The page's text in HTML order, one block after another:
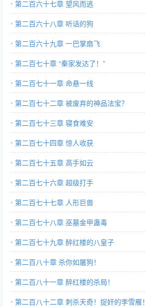
第二百六十七章 望风而逃
第二百六十八章 听话的狗
第二百六十九章 一巴掌扇飞
第二百七十章 “秦家发达了！”
第二百七十一章 命悬一线
第二百七十二章 被废弃的神品法宝？
第二百七十三章 寝食难安
第二百七十四章 惊人收获
第二百七十五章 高手如云
第二百七十六章 超级打手
第二百七十七章 人形巨兽
第二百七十八章 巫墓金甲蛊毒
第二百七十九章 醉红楼的八皇子
第二百八十章 杀你如屠狗！
第二百八十一章 醉红楼的杀局！
第二百八十二章 刺杀天奇！捉奸的李雪雁！